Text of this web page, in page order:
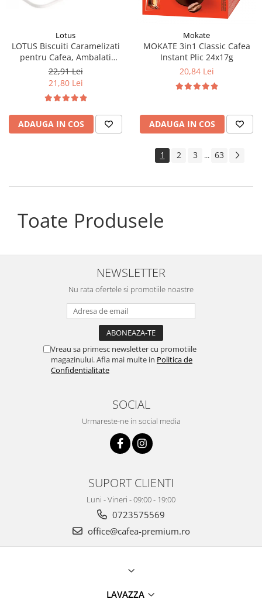
Lotus
LOTUS Biscuiti Caramelizati
pentru Cafea, Ambalati
Individual 50buc 312.5g
22,91 Lei
21,80 Lei
ADAUGA IN COS
Mokate
MOKATE 3in1 Classic Cafea
Instant Plic 24x17g
20,84 Lei
ADAUGA IN COS
1 2 3 ... 63
Toate Produsele
NEWSLETTER
Nu rata ofertele si promotiile noastre
Vreau sa primesc newsletter cu promotiile
magazinului. Afla mai multe in Politica de
Confidentialitate
SOCIAL
Urmareste-ne in social media
SUPORT CLIENTI
Luni - Vineri - 09:00 - 19:00
0723575569
office@cafea-premium.ro
LAVAZZA